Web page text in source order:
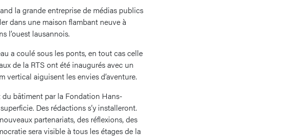
la grande entreprise de médias publics
dans une maison flambant neuve à
l’ouest lausannois.
a coulé sous les ponts, en tout cas celle
de la RTS ont été inaugurés avec un
vertical aiguisent les envies d’aventure.
du bâtiment par la Fondation Hans-
Des rédactions s’y installeront.
partenariats, des réflexions, des
sera visible à tous les étages de la